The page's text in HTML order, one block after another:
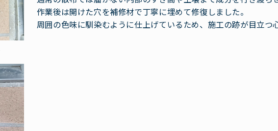
作業後は開けた穴を補修材で丁寧に埋めて修復しました。
周囲の色味に馴染むように仕上げているため、施工の跡が目立つ